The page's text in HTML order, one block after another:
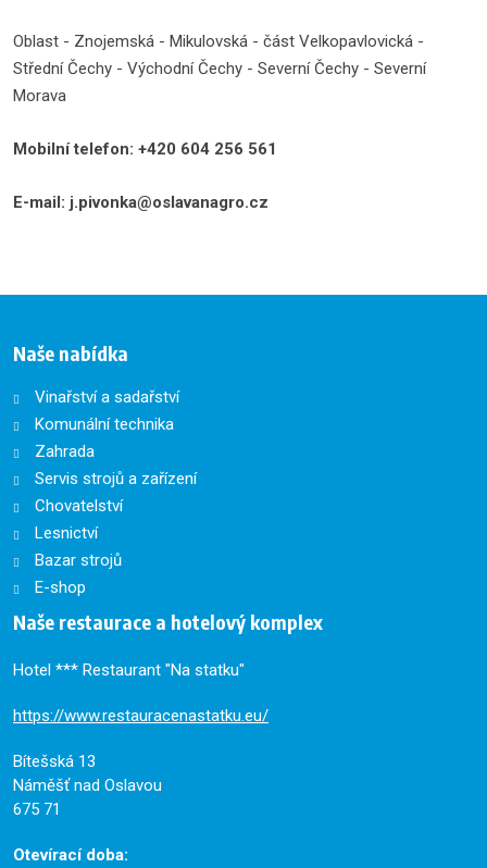
Oblast - Znojemská - Mikulovská - část Velkopavlovická -
Střední Čechy - Východní Čechy - Severní Čechy - Severní
Morava
Mobilní telefon: +420 604 256 561
E-mail: j.pivonka@oslavanagro.cz
Naše nabídka
Vinařství a sadařství
Komunální technika
Zahrada
Servis strojů a zařízení
Chovatelství
Lesnictví
Bazar strojů
E-shop
Naše restaurace a hotelový komplex
Hotel *** Restaurant "Na statku"
https://www.restauracenastatku.eu/
Bítešská 13
Náměšť nad Oslavou
675 71
Otevírací doba: